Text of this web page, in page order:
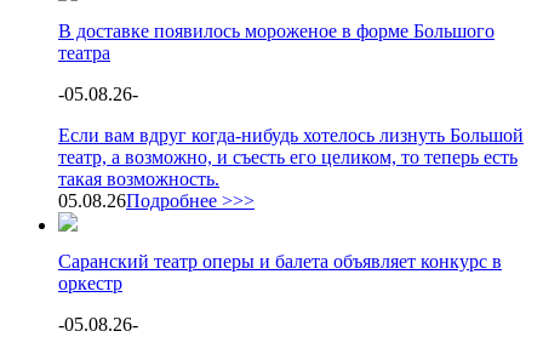
В доставке появилось мороженое в форме Большого
театра
-05.08.26-
Если вам вдруг когда-нибудь хотелось лизнуть Большой
театр, а возможно, и съесть его целиком, то теперь есть
такая возможность.
05.08.26Подробнее >>>
Саранский театр оперы и балета объявляет конкурс в
оркестр
-05.08.26-